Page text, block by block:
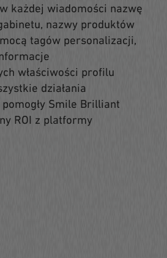
każdej wiadomości nazwę
nazwy produktów
tagów personalizacji,
właściwości profilu
działania
Smile Brilliant
ROI z platformy